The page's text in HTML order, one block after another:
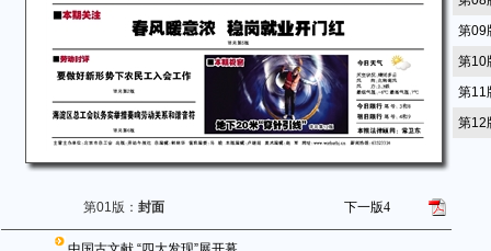
第01版： 封面 下一版4
第09
第10
第11
第12